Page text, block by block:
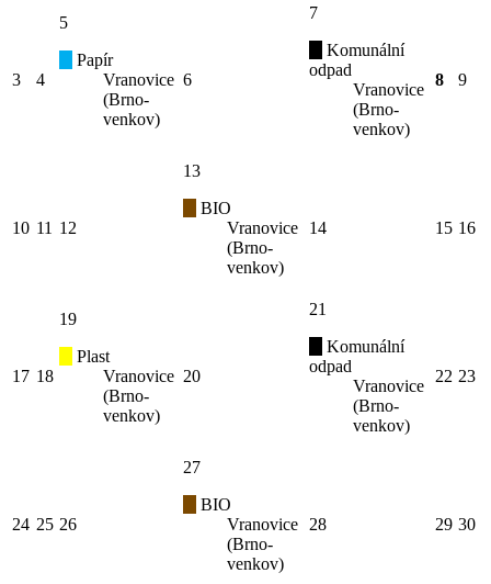
3 4
5
Papír
Vranovice
(Brno-
venkov)
6
7
Komunální
odpad
Vranovice
(Brno-
venkov)
8 9
10 11 12
13
BIO
Vranovice
(Brno-
venkov)
14 15 16
17 18
19
Plast
Vranovice
(Brno-
venkov)
20
21
Komunální
odpad
Vranovice
(Brno-
venkov)
22 23
24 25 26
27
BIO
Vranovice
(Brno-
venkov)
28 29 30